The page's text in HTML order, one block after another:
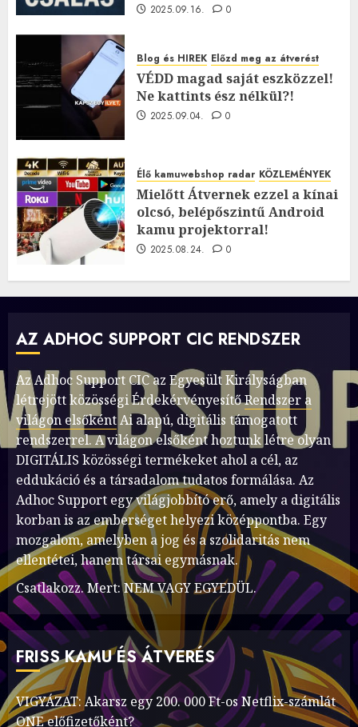
2025.09.16. 0
Blog és HIREK Előzd meg az átverést
VÉDD magad saját eszközzel!
Ne kattints ész nélkül?!
2025.09.04. 0
Élő kamuwebshop radar KÖZLEMÉNYEK
Mielőtt Átvernek ezzel a kínai
olcsó, belépőszintű Android
kamu projektorral!
2025.08.24. 0
AZ ADHOC SUPPORT CIC RENDSZER
Az Adhoc Support CIC az Egyesült Királyságban
létrejött közösségi ÉrdekérvényesítőRendszer a
világon elsőkéntAi alapú, digitális támogatott
rendszerrel. A világon elsőként hoztunk létre olyan
DIGITÁLIS közösségi termékeket ahol a cél, az
eddukáció és a társadalom tudatos formálása. Az
Adhoc Support egy világjobbító erő, amely a digitális
korban is az emberséget helyezi középpontba. Egy
mozgalom, amelyben a jog és a szolidaritás nem
ellentétei, hanem társai egymásnak.
Csatlakozz. Mert: NEM VAGY EGYEDÜL.
FRISS KAMU ÉS ÁTVERÉS
VIGYÁZAT: Akarsz egy 200. 000 Ft-os Netflix-számlát
ONE előfizetőként?